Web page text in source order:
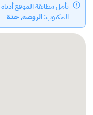
نأمل مطابقة الموقع
المكتوب:الروضة, جدة